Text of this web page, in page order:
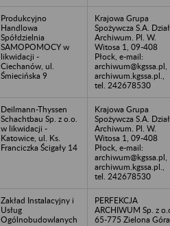
Produkcyjno
Handlowa
Spółdzielnia
SAMOPOMOCY w
likwidacji -
Ciechanów, ul.
Śmiecińska 9
Krajowa Grupa
Spożywcza S.A. Dział
Archiwum. Pl. W.
Witosa 1, 09-408
Płock, e-mail:
archiwum@kgssa.pl,
archiwum.kgssa.pl.,
tel. 242678530
Deilmann-Thyssen
Schachtbau Sp. z o.o.
w likwidacji -
Katowice, ul. Ks.
Franciczka Ścigały 14
Krajowa Grupa
Spożywcza S.A. Dział
Archiwum. Pl. W.
Witosa 1, 09-408
Płock, e-mail:
archiwum@kgssa.pl,
archiwum.kgssa.pl.,
tel. 242678530
Zakład Instalacyjny i
Usług
Ogólnobudowlanych
PERFEKCJA
ARCHIWUM Sp. z
65-775 Zielona Góra,